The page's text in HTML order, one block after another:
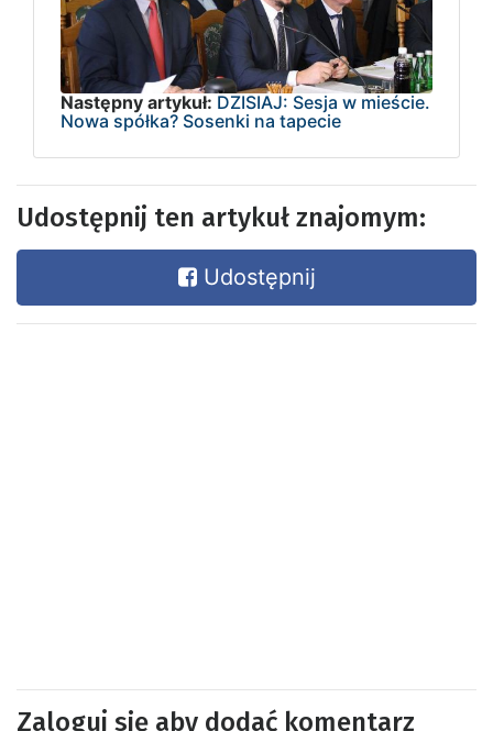
Następny artykuł: DZISIAJ: Sesja w mieście.
Nowa spółka? Sosenki na tapecie
Udostępnij ten artykuł znajomym:
Udostępnij
Zaloguj się aby dodać komentarz